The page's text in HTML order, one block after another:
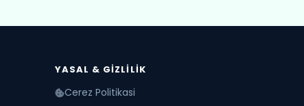
YASAL & GIZLILIK
Cerez Politikasi